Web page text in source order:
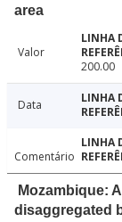
area
Valor
200.00
Data
Comentário
Mozambique:
disaggregated